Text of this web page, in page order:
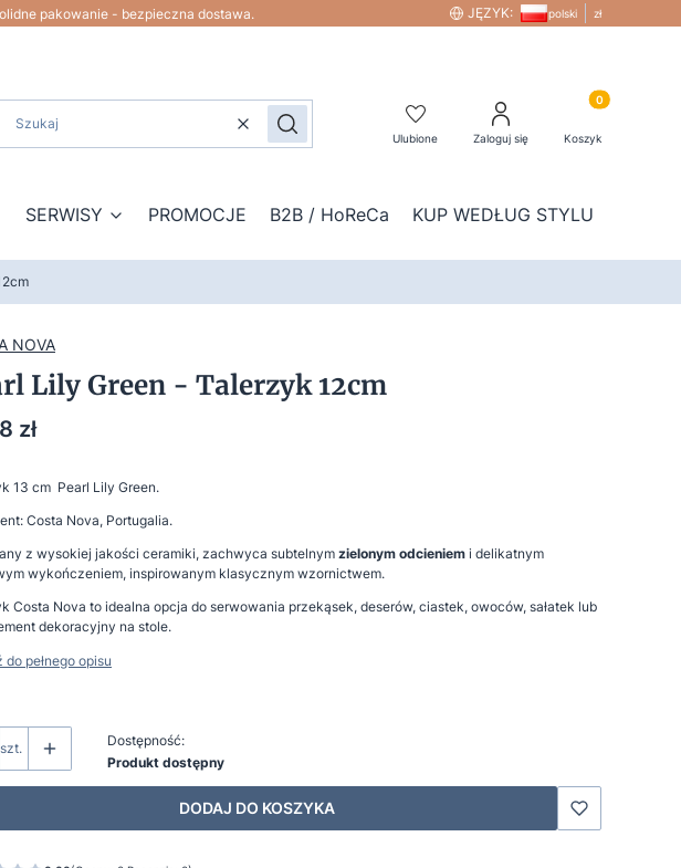
pakowanie - bezpieczna dostawa. JĘZYK: polski zł
WyczyśćSzukaj Ulubione Zaloguj się
Produkty w
Koszyk
SERWISY PROMOCJE B2B / HoReCa KUP WEDŁUG STYLU
NOVA
Lily Green - Talerzyk 12cm
zł
13 cm Pearl Lily Green.
Costa Nova, Portugalia.
z wysokiej jakości ceramiki, zachwyca subtelnym zielonym odcieniem i delikatnym
wykończeniem, inspirowanym klasycznym wzornictwem.
Costa Nova to idealna opcja do serwowania przekąsek, deserów, ciastek, owoców, sałatek lub
dekoracyjny na stole.
do pełnego opisu
szt.
Dostępność:
Produkt dostępny
DODAJ DO KOSZYKA